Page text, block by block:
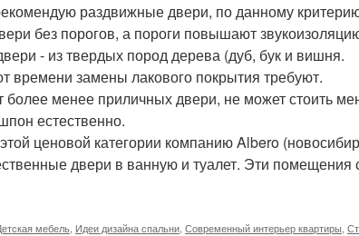
раздвижные двери, по данному
без порогов, а пороги повышают
- из твердых пород дерева (дуб, бук и вишня.
времени замены лакового покрытия требуют.
более менее приличных двери, не может стоить
естественно.
ценовой категории компанию Albero
двери в ванную и туалет. Эти
мебель Идеи дизайна спальни Современный интерьер квартиры